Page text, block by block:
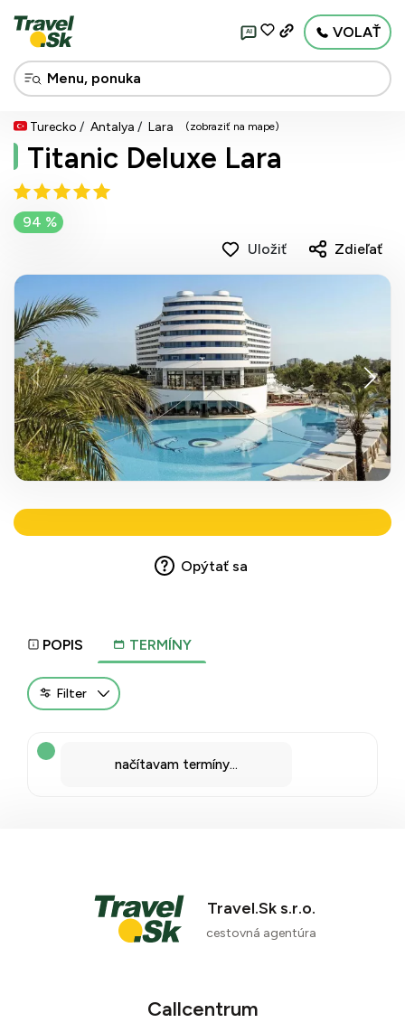
AI VOLAŤ
Turecko Antalya Lara (zobraziť na mape)
Titanic Deluxe Lara
94 %
Uložiť
Zdieľať
POPIS TERMÍNY
Filter
načítavam termíny...
Opýtať sa
Travel.Sk s.r.o.
cestovná agentúra
Callcentrum